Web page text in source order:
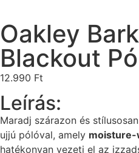
Oakley
Blackout
12.990 Ft
Leírás:
Maradj szárazon és
ujjú pólóval, amely moisture-
hatékonyan vezeti el az